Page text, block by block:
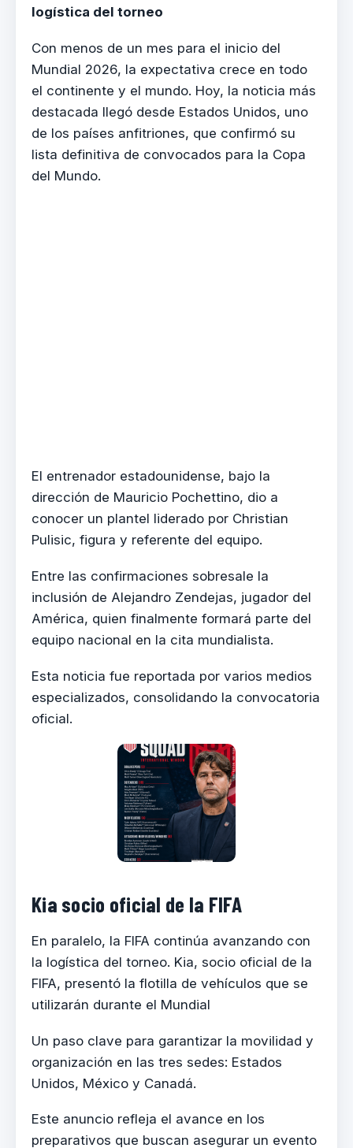
logística del torneo
Con menos de un mes para el inicio del
Mundial 2026, la expectativa crece en todo
el continente y el mundo. Hoy, la noticia más
destacada llegó desde Estados Unidos, uno
de los países anfitriones, que confirmó su
lista definitiva de convocados para la Copa
del Mundo.
El entrenador estadounidense, bajo la
dirección de Mauricio Pochettino, dio a
conocer un plantel liderado por Christian
Pulisic, figura y referente del equipo.
Entre las confirmaciones sobresale la
inclusión de Alejandro Zendejas, jugador del
América, quien finalmente formará parte del
equipo nacional en la cita mundialista.
Esta noticia fue reportada por varios medios
especializados, consolidando la convocatoria
oficial.
Kia socio oficial de la FIFA
En paralelo, la FIFA continúa avanzando con
la logística del torneo. Kia, socio oficial de la
FIFA, presentó la flotilla de vehículos que se
utilizarán durante el Mundial
Un paso clave para garantizar la movilidad y
organización en las tres sedes: Estados
Unidos, México y Canadá.
Este anuncio refleja el avance en los
preparativos que buscan asegurar un evento